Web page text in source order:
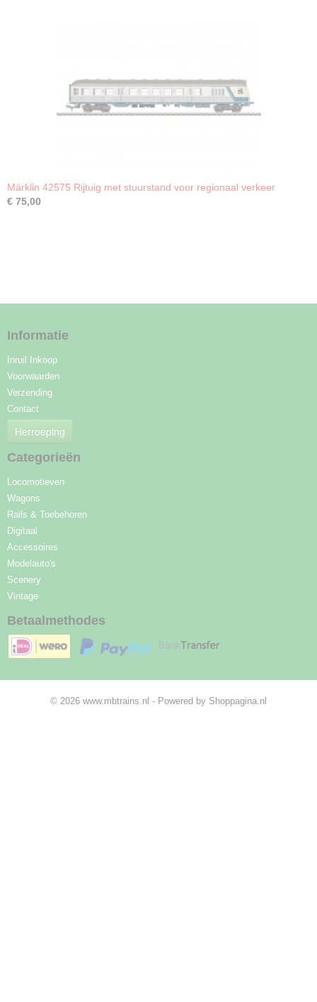
Märklin 42575 Rijtuig met stuurstand voor regionaal verkeer
€ 75,00
Informatie
Inruil Inkoop
Voorwaarden
Verzending
Contact
Herroeping
Categorieën
Locomotieven
Wagons
Rails & Toebehoren
Digitaal
Accessoires
Modelauto's
Scenery
Vintage
Betaalmethodes
© 2026 www.mbtrains.nl - Powered by Shoppagina.nl